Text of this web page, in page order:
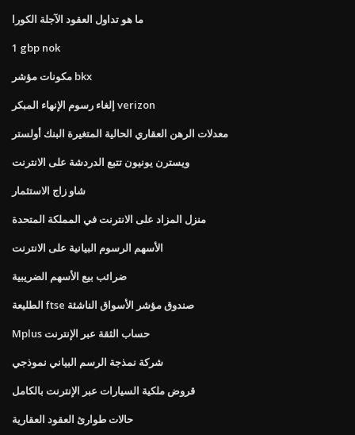
ما هو تداول العقود الآجلة الكورا
1 gbp nok
مكونات مؤشر bkx
إلغاء رسوم الإنهاء المبكر verizon
معدلات الرهن العقاري الحالية المتغيرة البنك أولستر
ويسترن يونيون تتبع الدردشة على الانترنت
شاو زاج الاستثمار
منزل المزاد على الانترنت في المملكة المتحدة
الأسهم الرسوم البيانية على الانترنت
ضرائب بيع الأسهم الضريبية
الطليعة ftse صندوق مؤشر الأسواق الناشئة
Mplus حساب الثقة عبر الإنترنت
شركة نمذجة الرسم البياني نموذجي
قروض ملكية السيارات عبر الإنترنت بالكامل
حالات طوارئ العقود العقارية